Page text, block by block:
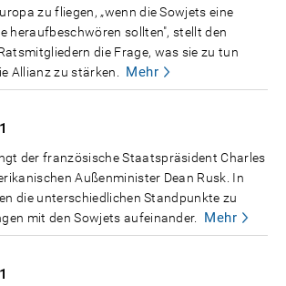
zu fliegen, „wenn die Sowjets eine
heraufbeschwören sollten", stellt den
die Frage, was sie zu tun
Allianz zu stärken.
Mehr
der französische Staatspräsident Charles
Außenminister Dean Rusk. In
die unterschiedlichen Standpunkte zu
mit den Sowjets aufeinander.
Mehr